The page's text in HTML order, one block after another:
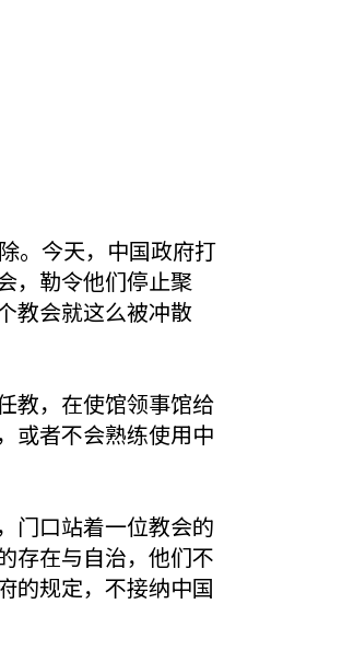
。今天，中国政府打
，勒令他们停止聚
教会就这么被冲散
教，在使馆领事馆给
或者不会熟练使用中
门口站着一位教会的
存在与自治，他们不
的规定，不接纳中国